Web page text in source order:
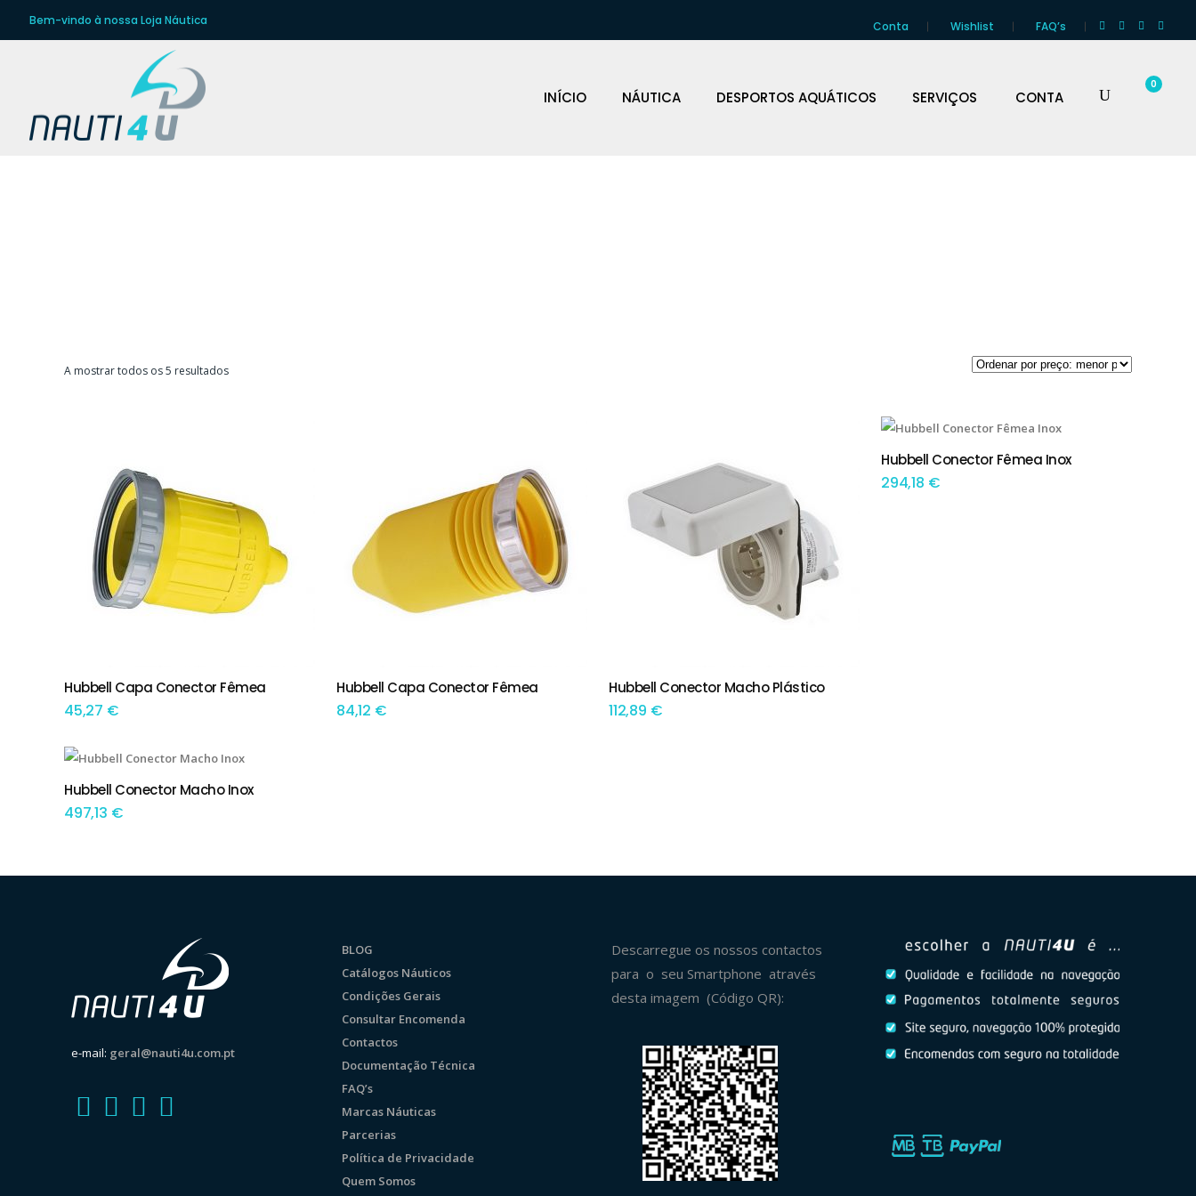
Bem-vindo à nossa Loja Náutica Conta Wishlist FAQ’s
INÍCIO NÁUTICA DESPORTOS AQUÁTICOS SERVIÇOS CONTA
0
A mostrar todos os 5 resultadosOrdenado
maior
ADICIONAR
Hubbell Capa Conector Fêmea
45,27 €
ADICIONAR
Hubbell Capa Conector Fêmea
84,12 €
ADICIONAR
Hubbell Conector Macho Plástico
112,89 €
ADICIONAR
Hubbell Conector Fêmea Inox
294,18 €
ADICIONAR
Hubbell Conector Macho Inox
497,13 €
e-mail: geral@nauti4u.com.pt
BLOG
Catálogos Náuticos
Condições Gerais
Consultar Encomenda
Contactos
Documentação Técnica
FAQ’s
Marcas Náuticas
Parcerias
Política de Privacidade
Quem Somos
Descarregue os nossos contactos
para o seu Smartphone através
desta imagem (Código QR):